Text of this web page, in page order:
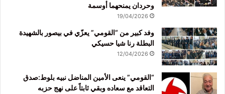
وحردان يمنحهما أوسمة
19/04/2026
وفد كبير من “القومي” يعزّي في بيصور بالشهيدة
البطلة رنا شيا حسيكي
12/04/2026
“القومي” ينعى الأمين المناضل نبيه بلوط:صدق
التعاقد مع سعاده وبقي ثابتاً على نهج حزبه